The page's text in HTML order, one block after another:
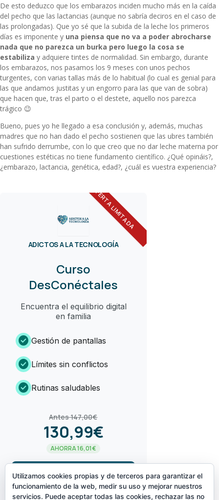
De esto deduzco que los embarazos inciden mucho más en la caída
del pecho que las lactancias (aunque no sabría deciros en el caso de
las prolongadas). Que yo sé que la subida de la leche los primeros
días es imponente y una piensa que no va a poder abrocharse
nada que no parezca un burka pero luego la cosa se
estabiliza y adquiere tintes de normalidad. Sin embargo, durante
los embarazos, nos pasamos los 9 meses con unos pechos
turgentes, con varias tallas más de lo habitual (lo cual es genial para
las que andamos justitas y un engorro para las que van de sobra)
que hacen que, tras el parto o el destete, aquello nos parezca
trágico 😉
Bueno, pues yo he llegado a esa conclusión y, además, muchas
madres que no han dado el pecho sostienen que las ubres también
han sufrido derrumbe, con lo que creo que no dar leche materna por
cuestiones estéticas no tiene fundamento científico. ¿Qué opináis?,
¿embarazo, lactancia, genética, edad?, ¿cuál es vuestra experiencia?
OFERTA LIMITADA
ADICTOS A LA TECNOLOGÍA
Curso
DesConéctales
Encuentra el equilibrio digital
en familia
check_circle Gestión de pantallas
check_circle Límites sin conflictos
check_circle Rutinas saludables
Antes 147,00€
130,99€
AHORRA 16,01€
¡LO QUIERO!arrow_forward
Utilizamos cookies propias y de terceros para garantizar el
funcionamiento de la web, medir su uso y mejorar nuestros
servicios. Puede aceptar todas las cookies, rechazar las no